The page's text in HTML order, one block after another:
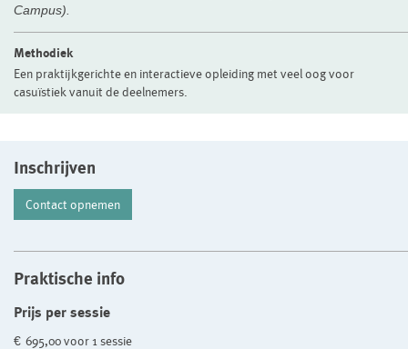
Campus).
Methodiek
Een praktijkgerichte en interactieve opleiding met veel oog voor
casuïstiek vanuit de deelnemers.
Inschrijven
Contact opnemen
Praktische info
Prijs per sessie
€ 695,00 voor 1 sessie